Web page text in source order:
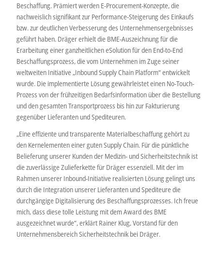
Beschaffung. Prämiert werden E-Procurement-Konzepte, die
nachweislich signifikant zur Performance-Steigerung des Einkaufs
bzw. zur deutlichen Verbesserung des Unternehmensergebnisses
geführt haben. Dräger erhielt die BME-Auszeichnung für die
Erarbeitung einer ganzheitlichen eSolution für den End-to-End
Beschaffungsprozess, die vom Unternehmen im Zuge seiner
weltweiten Initiative „Inbound Supply Chain Platform“ entwickelt
wurde. Die implementierte Lösung gewährleistet einen No-Touch-
Prozess von der frühzeitigen Bedarfsinformation über die Bestellung
und den gesamten Transportprozess bis hin zur Fakturierung
gegenüber Lieferanten und Spediteuren.
„Eine effiziente und transparente Materialbeschaffung gehört zu
den Kernelementen einer guten Supply Chain. Für die pünktliche
Belieferung unserer Kunden der Medizin- und Sicherheitstechnik ist
die zuverlässige Zulieferkette für Dräger essenziell. Mit der im
Rahmen unserer Inbound-Initiative realisierten Lösung gelingt uns
durch die Integration unserer Lieferanten und Spediteure die
durchgängige Digitalisierung des Beschaffungsprozesses. Ich freue
mich, dass diese tolle Leistung mit dem Award des BME
ausgezeichnet wurde“, erklärt Rainer Klug, Vorstand für den
Unternehmensbereich Sicherheitstechnik bei Dräger.